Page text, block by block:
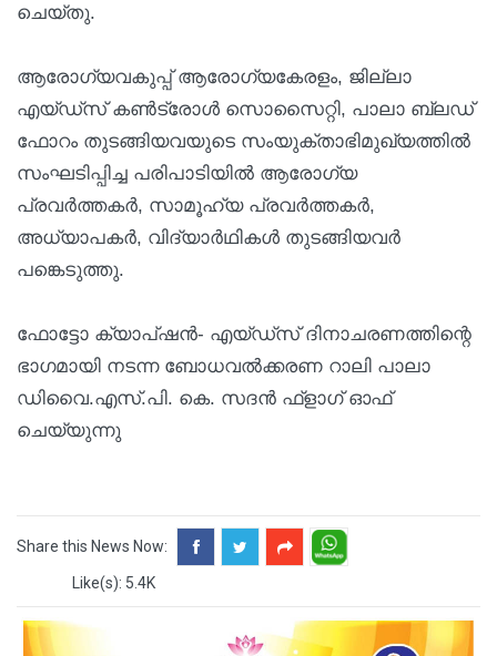
ചെയ്തു.
ആരോഗ്യവകുപ്പ് ആരോഗ്യകേരളം, ജില്ലാ
എയ്ഡ്സ് കണ്‍ട്രോള്‍ സൊസൈറ്റി, പാലാ ബ്ലഡ്
ഫോറം തുടങ്ങിയവയുടെ സംയുക്താഭിമുഖ്യത്തില്‍
സംഘടിപ്പിച്ച പരിപാടിയില്‍ ആരോഗ്യ
പ്രവര്‍ത്തകര്‍, സാമൂഹ്യ പ്രവര്‍ത്തകര്‍,
അധ്യാപകര്‍, വിദ്യാര്‍ഥികള്‍ തുടങ്ങിയവര്‍
പങ്കെടുത്തു.
ഫോട്ടോ ക്യാപ്ഷന്‍- എയ്ഡ്സ് ദിനാചരണത്തിന്റെ
ഭാഗമായി നടന്ന ബോധവല്‍ക്കരണ റാലി പാലാ
ഡിവൈ.എസ്.പി. കെ. സദന്‍ ഫ്‌ളാഗ് ഓഫ്
ചെയ്യുന്നു
Share this News Now:
Like(s): 5.4K